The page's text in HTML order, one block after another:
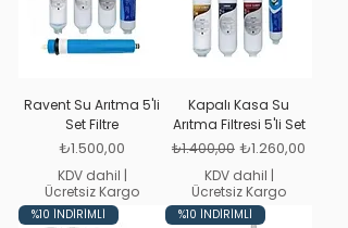
Ravent Su Arıtma 5'li
Set Filtre
Fiyat
₺1.500,00
KDV dahil |
Ücretsiz Kargo
Kapalı Kasa Su
Arıtma Filtresi 5'li Set
Normal Fiyat
₺1.400,00 İndirimli Fiyat
₺1.260,00
KDV dahil |
Ücretsiz Kargo
%10 İNDİRİMLİ %10 İNDİRİMLİ